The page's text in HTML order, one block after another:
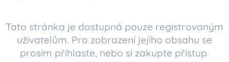
Tato stránka je dostupná pouze registrovaným
uživatelům. Pro zobrazení jejího obsahu se
prosím přihlaste, nebo si zakupte přístup.